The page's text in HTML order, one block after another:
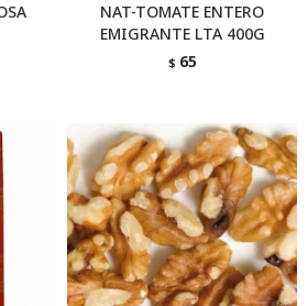
NAT-TOMATE ENTERO
EMIGRANTE LTA 400G
$ 65